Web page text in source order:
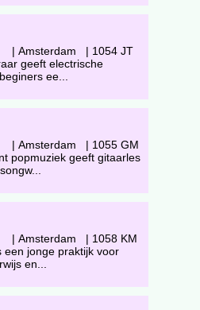
| Amsterdam | 1054 JT
geeft electrische
ee...
| Amsterdam | 1055 GM
popmuziek geeft gitaarles
| Amsterdam | 1058 KM
een jonge praktijk voor
en...